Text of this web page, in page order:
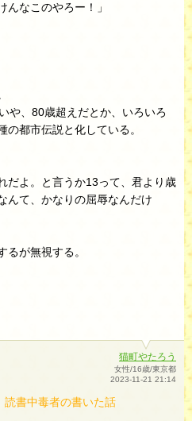
なこのやろー！」
や、80歳超えだとか、いろいろ
都市伝説と化している。
だよ。と言うか13って、君より歳
んて、かなりの屈辱なんだけ
るが無視する。
猫町やたろう
女性/16歳/東京都
2023-11-21 21:14
読書中毒者の書いた話